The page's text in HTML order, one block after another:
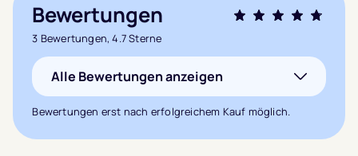
Bewertungen
4.7von 5,
basierend auf
3
Kundenbewertungen
3 Bewertungen, 4.7 Sterne
Alle Bewertungen anzeigen
Bewertungen erst nach erfolgreichem Kauf möglich.